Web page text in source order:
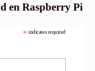
en Raspberry Pi
* indicates required